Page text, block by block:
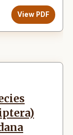
View PDF